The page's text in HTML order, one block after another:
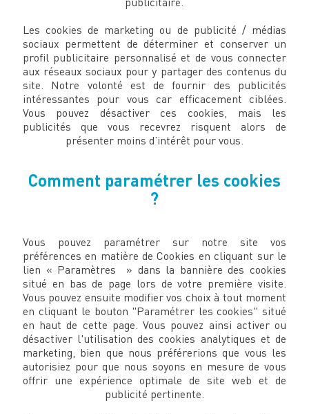
Les cookies de marketing ou de publicité / médias
sociaux permettent de déterminer et conserver un
profil publicitaire personnalisé et de vous connecter
aux réseaux sociaux pour y partager des contenus du
site. Notre volonté est de fournir des publicités
intéressantes pour vous car efficacement ciblées.
Vous pouvez désactiver ces cookies, mais les
publicités que vous recevrez risquent alors de
présenter moins d’intérêt pour vous.
Comment paramétrer les cookies
?
Vous pouvez paramétrer sur notre site vos
préférences en matière de Cookies en cliquant sur le
lien « Paramètres » dans la bannière des cookies
situé en bas de page lors de votre première visite.
Vous pouvez ensuite modifier vos choix à tout moment
en cliquant le bouton "Paramétrer les cookies" situé
en haut de cette page. Vous pouvez ainsi activer ou
désactiver l'utilisation des cookies analytiques et de
marketing, bien que nous préférerions que vous les
autorisiez pour que nous soyons en mesure de vous
offrir une expérience optimale de site web et de
publicité pertinente.